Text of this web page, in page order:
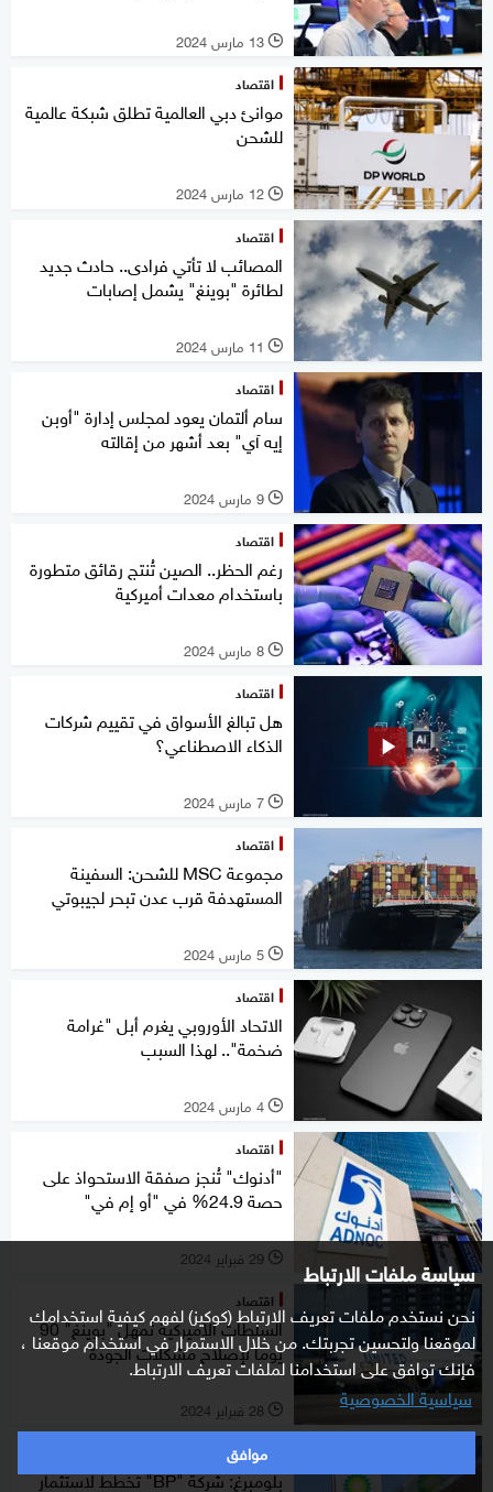
سياسة ملفات الارتباط
نحن نستخدم ملفات تعريف الارتباط (كوكيز) لفهم كيفية استخدامك
لموقعنا ولتحسين تجربتك. من خلال الاستمرار في استخدام موقعنا ،
فإنك توافق على استخدامنا لملفات تعريف الارتباط.
سياسية الخصوصية
موافق
l 13 مارس 2024
اقتصاد
موانئ دبي العالمية تطلق شبكة عالمية
للشحن
l 12 مارس 2024
اقتصاد
المصائب لا تأتي فرادى.. حادث جديد
لطائرة "بوينغ" يشمل إصابات
l 11 مارس 2024
اقتصاد
سام ألتمان يعود لمجلس إدارة "أوبن
إيه آي" بعد أشهر من إقالته
l 9 مارس 2024
اقتصاد
رغم الحظر.. الصين تُنتج رقائق متطورة
باستخدام معدات أميركية
l 8 مارس 2024
اقتصاد
هل تبالغ الأسواق في تقييم شركات
الذكاء الاصطناعي؟
l 7 مارس 2024
اقتصاد
مجموعة MSC للشحن: السفينة
المستهدفة قرب عدن تبحر لجيبوتي
l 5 مارس 2024
اقتصاد
الاتحاد الأوروبي يغرم أبل "غرامة
ضخمة".. لهذا السبب
l 4 مارس 2024
اقتصاد
"أدنوك" تُنجز صفقة الاستحواذ على
حصة 24.9% في "أو إم في"
l 29 فبراير 2024
اقتصاد
السلطات الأميركية تُمهل "بوينغ" 90
يوما لإصلاح مشكلات الجودة
l 28 فبراير 2024
اقتصاد
بلومبرغ: شركة "BP" تخطط لاستثمار